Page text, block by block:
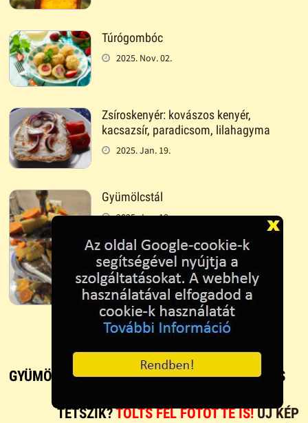
Túrógombóc
2025. Nov. 02.
Zsíroskenyér: kovászos kenyér,
kacsazsír, paradicsom, lilahagyma
2025. Jan. 19.
Gyümölcstál
2025. Jan. 18.
GYÜMÖLCS SALÁTA - RECEPT, FŐZÉS ÉS SÜTÉS
TETSZIK?TÖLTS FEL FOTÓT TE IS!ÚJ KÉP